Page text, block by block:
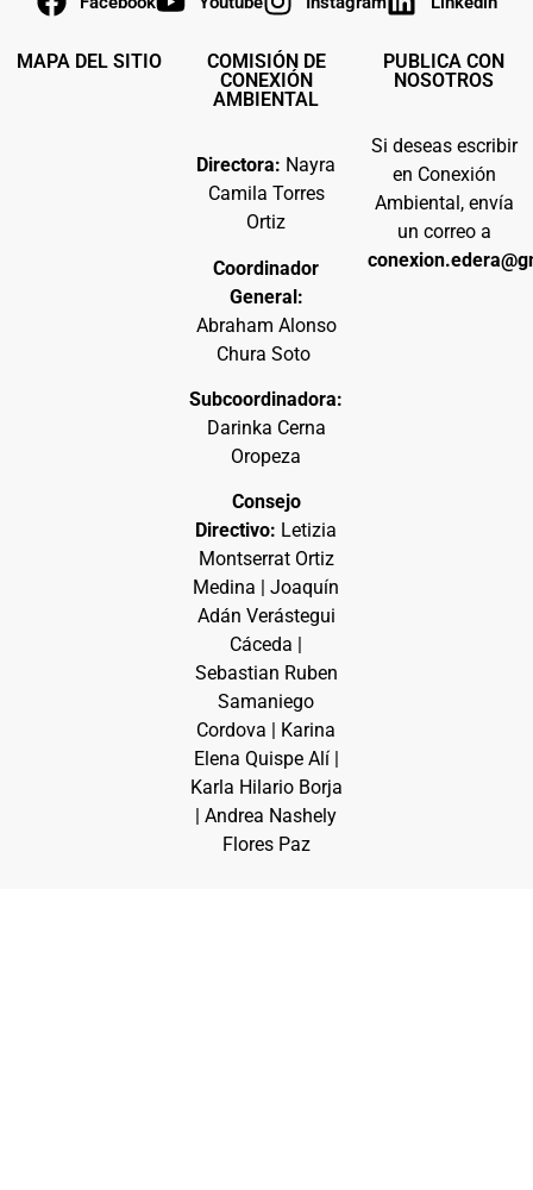
MAPA DEL SITIO
COMISIÓN DE
CONEXIÓN
AMBIENTAL
Directora: Nayra
Camila Torres
Ortiz
Coordinador
General:
Abraham Alonso
Chura Soto
Subcoordinadora:
Darinka Cerna
Oropeza
Consejo
Directivo: Letizia
Montserrat Ortiz
Medina | Joaquín
Adán Verástegui
Cáceda |
Sebastian Ruben
Samaniego
Cordova | Karina
Elena Quispe Alí |
Karla Hilario Borja
| Andrea Nashely
Flores Paz
PUBLICA CON
NOSOTROS
Si deseas escribir
en Conexión
Ambiental, envía
un correo a